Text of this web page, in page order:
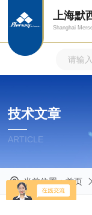
上海默
Shanghai
技术文章
ARTICLE
当前位置：首页